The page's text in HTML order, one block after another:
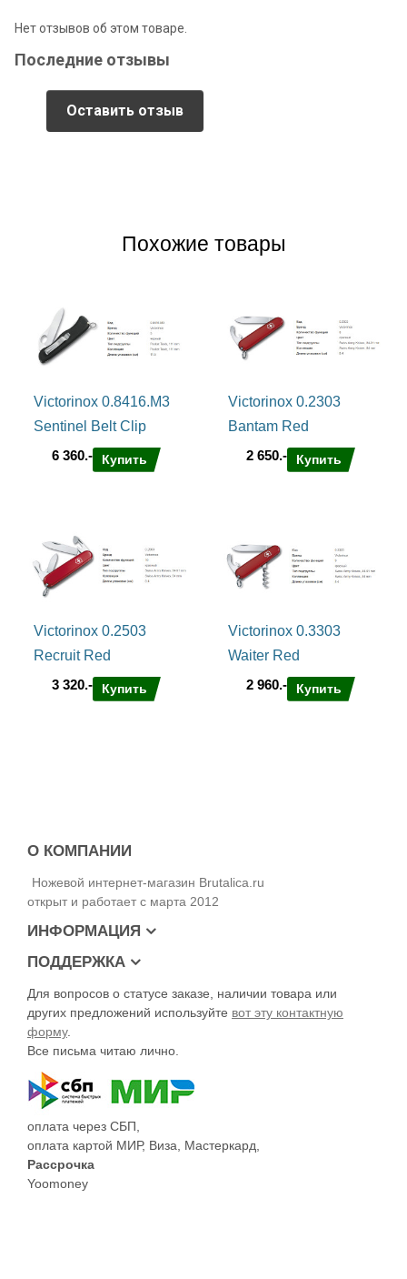
Нет отзывов об этом товаре.
Последние отзывы
Оставить отзыв
Похожие товары
Victorinox 0.8416.M3
Sentinel Belt Clip
6 360.-
Купить
Victorinox 0.2303
Bantam Red
2 650.-
Купить
Victorinox 0.2503
Recruit Red
3 320.-
Купить
Victorinox 0.3303
Waiter Red
2 960.-
Купить
О КОМПАНИИ
Ножевой интернет-магазин Brutalica.ru
открыт и работает с марта 2012
ИНФОРМАЦИЯ
ПОДДЕРЖКА
Для вопросов о статусе заказе, наличии товара или
других предложений используйте вот эту контактную
форму.
Все письма читаю лично.
оплата через СБП,
оплата картой МИР, Виза, Мастеркард,
Рассрочка
Yoomoney